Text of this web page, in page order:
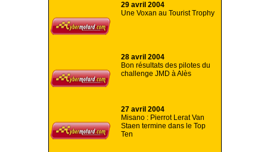
29 avril 2004
Une Voxan au Tourist Trophy
28 avril 2004
Bon résultats des pilotes du
challenge JMD à Alès
27 avril 2004
Misano : Pierrot Lerat Van
Staen termine dans le Top
Ten